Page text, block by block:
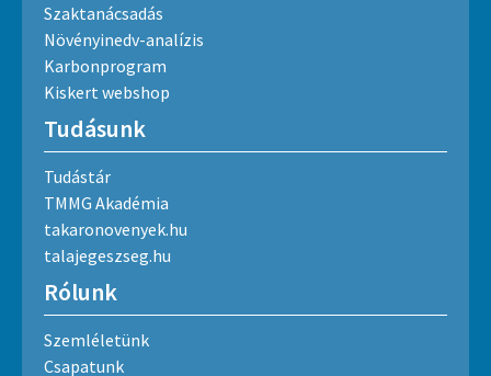
Szaktanácsadás
Növényinedv-analízis
Karbonprogram
Kiskert webshop
Tudásunk
Tudástár
TMMG Akadémia
takaronovenyek.hu
talajegeszseg.hu
Rólunk
Szemléletünk
Csapatunk